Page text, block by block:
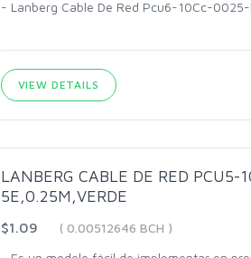
- Lanberg Cable De Red Pcu6-10Cc-
VIEW DETAILS
LANBERG CABLE DE RED
5E,0.25M,VERDE
$1.09
( 0.00512646 BCH )